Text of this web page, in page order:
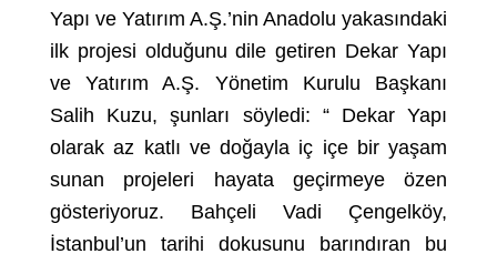
Yapı ve Yatırım A.Ş.’nin Anadolu yakasındaki
ilk projesi olduğunu dile getiren Dekar Yapı
ve Yatırım A.Ş. Yönetim Kurulu Başkanı
Salih Kuzu, şunları söyledi: “ Dekar Yapı
olarak az katlı ve doğayla iç içe bir yaşam
sunan projeleri hayata geçirmeye özen
gösteriyoruz. Bahçeli Vadi Çengelköy,
İstanbul’un tarihi dokusunu barındıran bu